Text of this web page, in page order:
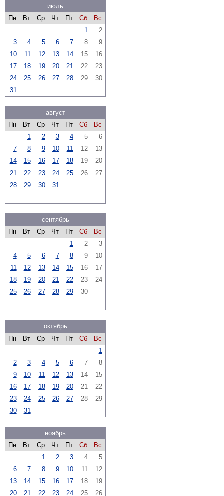
июль
Пн
Вт Ср Чт Пт Сб
Вс
1
2
3
4 5 6 7 8
9
10
11 12 13 14 15
16
17
18 19 20 21 22
23
24
25 26 27 28 29
30
31
август
Пн
Вт Ср Чт Пт Сб
Вс
1
2 3 4 5
6
7
8 9 10 11 12
13
14
15 16 17 18 19
20
21
22 23 24 25 26
27
28
29 30 31
сентябрь
Пн
Вт Ср Чт Пт Сб
Вс
1
2
3
4
5 6 7 8 9
10
11
12 13 14 15 16
17
18
19 20 21 22 23
24
25
26 27 28 29 30
октябрь
Пн
Вт Ср Чт Пт Сб
Вс
1
2
3 4 5 6 7
8
9
10 11 12 13 14
15
16
17 18 19 20 21
22
23
24 25 26 27 28
29
30
31
ноябрь
Пн
Вт Ср Чт Пт Сб
Вс
1
2 3 4
5
6
7 8 9 10 11
12
13
14 15 16 17 18
19
20
21 22 23 24 25
26